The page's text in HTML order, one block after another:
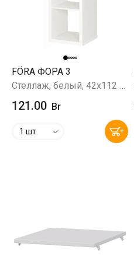
FÖRA ФОРА 3
Стеллаж, белый, 42x112 см
121.00 Br
1 шт.